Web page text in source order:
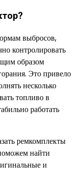
выбросов,
контролировать
образом
Это привело
несколько
топливо в
работать
ремкомплекты
найти
и